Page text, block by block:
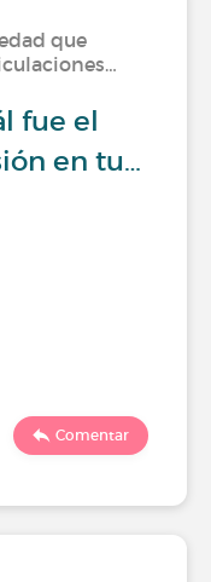
que
fue el
en tu…
Comentar